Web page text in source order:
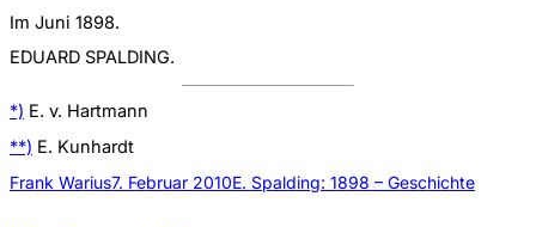
Im Juni 1898.
EDUARD SPALDING.
*) E. v. Hartmann
**) E. Kunhardt
Frank Warius7. Februar 2010E. Spalding: 1898 – Geschichte